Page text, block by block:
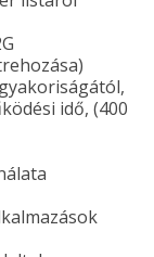
idő, (400